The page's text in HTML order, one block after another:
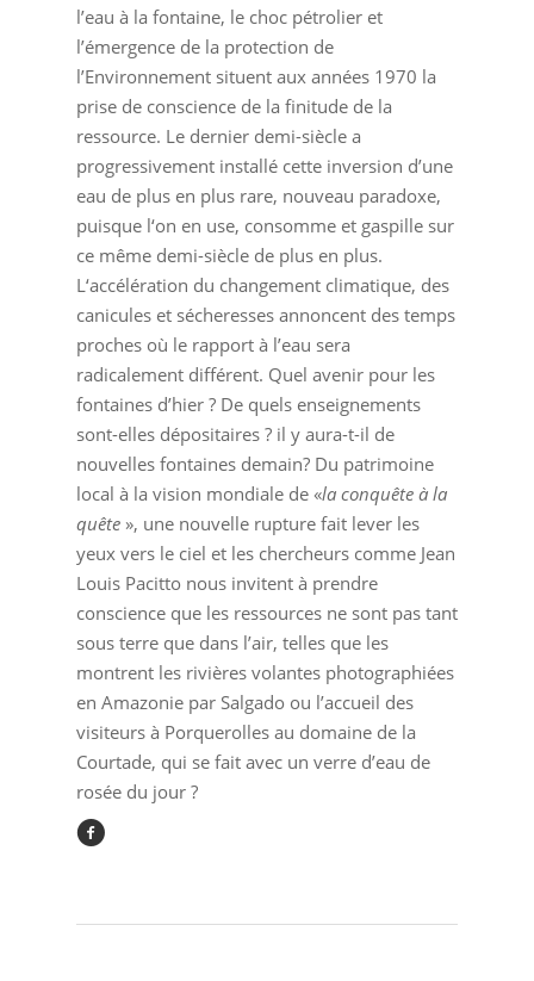
l’eau à la fontaine, le choc pétrolier et
l’émergence de la protection de
l’Environnement situent aux années 1970 la
prise de conscience de la finitude de la
ressource. Le dernier demi-siècle a
progressivement installé cette inversion d’une
eau de plus en plus rare, nouveau paradoxe,
puisque l‘on en use, consomme et gaspille sur
ce même demi-siècle de plus en plus.
L‘accélération du changement climatique, des
canicules et sécheresses annoncent des temps
proches où le rapport à l’eau sera
radicalement différent. Quel avenir pour les
fontaines d’hier ? De quels enseignements
sont-elles dépositaires ? il y aura-t-il de
nouvelles fontaines demain? Du patrimoine
local à la vision mondiale de «la conquête à la
quête », une nouvelle rupture fait lever les
yeux vers le ciel et les chercheurs comme Jean
Louis Pacitto nous invitent à prendre
conscience que les ressources ne sont pas tant
sous terre que dans l’air, telles que les
montrent les rivières volantes photographiées
en Amazonie par Salgado ou l’accueil des
visiteurs à Porquerolles au domaine de la
Courtade, qui se fait avec un verre d’eau de
rosée du jour ?